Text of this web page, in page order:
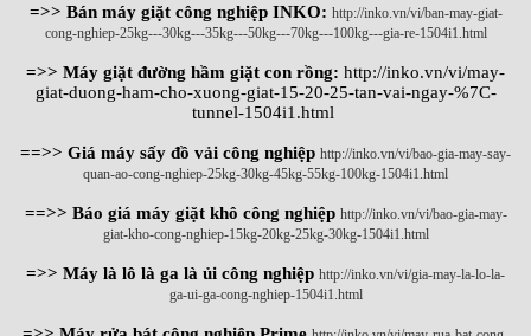
=>> Bán máy giặt công nghiệp INKO: http://inko.vn/vi/ban-may-giat-
cong-nghiep-25kg---30kg---35kg---50kg---70kg---100kg---gia-re-1504i1.html
=>> Máy giặt đường hầm giặt con rồng: http://inko.vn/vi/may-
giat-duong-ham-cho-xuong-giat-15-20-25-tan-vai-ngay-%7C-
tunnel-1504i1.html
==>> Giá máy sấy đồ vải công nghiệp http://inko.vn/vi/bao-gia-may-say-
quan-ao-cong-nghiep-25kg-30kg-45kg-55kg-100kg-1504i1.html
==>> Báo giá máy giặt khô công nghiệp http://inko.vn/vi/bao-gia-may-
giat-kho-cong-nghiep-15kg-20kg-25kg-30kg-1504i1.html
=>> Máy là lô là ga là ủi công nghiệp http://inko.vn/vi/gia-may-la-lo-la-
ga-ui-ga-cong-nghiep-1504i1.html